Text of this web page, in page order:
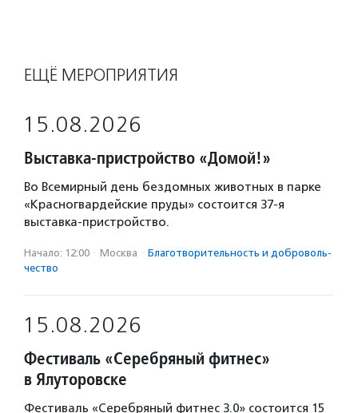
ЕЩЁ МЕРОПРИЯТИЯ
15.08.2026
Выставка-пристройство «Домой!»
Во Всемирный день бездомных животных в парке
«Красногвардейские пруды» состоится 37-я
выставка-пристройство.
Начало: 12:00 · Москва · Благотвори­тель­ность и доброволь­
чест­во
15.08.2026
Фестиваль «Серебряный фитнес»
в Ялуторовске
Фестиваль «Серебряный фитнес 3.0» состоится 15